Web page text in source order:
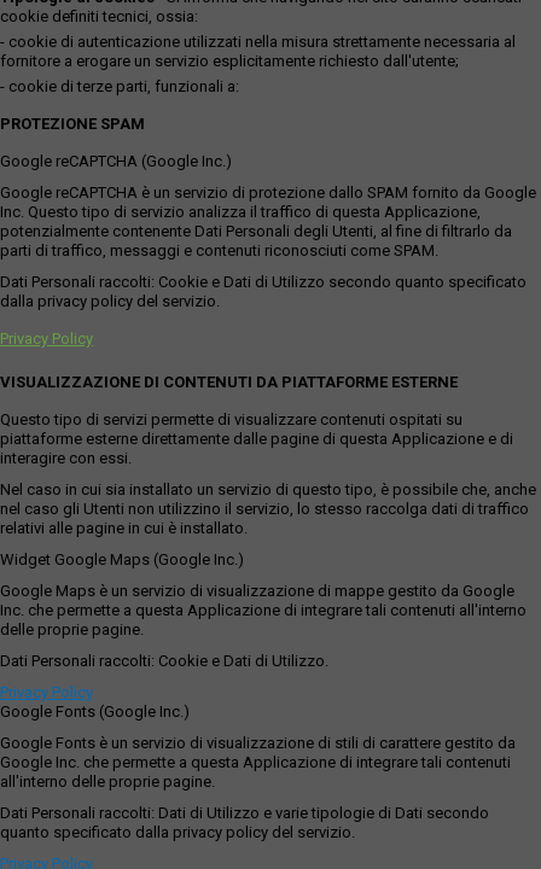
cookie definiti tecnici, ossia:
- cookie di autenticazione utilizzati nella misura strettamente necessaria al
fornitore a erogare un servizio esplicitamente richiesto dall'utente;
- cookie di terze parti, funzionali a:
PROTEZIONE SPAM
Google reCAPTCHA (Google Inc.)
Google reCAPTCHA è un servizio di protezione dallo SPAM fornito da Google
Inc. Questo tipo di servizio analizza il traffico di questa Applicazione,
potenzialmente contenente Dati Personali degli Utenti, al fine di filtrarlo da
parti di traffico, messaggi e contenuti riconosciuti come SPAM.
Dati Personali raccolti: Cookie e Dati di Utilizzo secondo quanto specificato
dalla privacy policy del servizio.
Privacy Policy
VISUALIZZAZIONE DI CONTENUTI DA PIATTAFORME ESTERNE
Questo tipo di servizi permette di visualizzare contenuti ospitati su
piattaforme esterne direttamente dalle pagine di questa Applicazione e di
interagire con essi.
Nel caso in cui sia installato un servizio di questo tipo, è possibile che, anche
nel caso gli Utenti non utilizzino il servizio, lo stesso raccolga dati di traffico
relativi alle pagine in cui è installato.
Widget Google Maps (Google Inc.)
Google Maps è un servizio di visualizzazione di mappe gestito da Google
Inc. che permette a questa Applicazione di integrare tali contenuti all'interno
delle proprie pagine.
Dati Personali raccolti: Cookie e Dati di Utilizzo.
Privacy Policy
Google Fonts (Google Inc.)
Google Fonts è un servizio di visualizzazione di stili di carattere gestito da
Google Inc. che permette a questa Applicazione di integrare tali contenuti
all'interno delle proprie pagine.
Dati Personali raccolti: Dati di Utilizzo e varie tipologie di Dati secondo
quanto specificato dalla privacy policy del servizio.
Privacy Policy